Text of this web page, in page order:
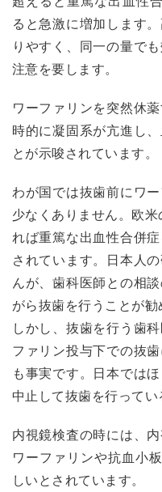
ると急激に増加します
りやすく、同一の量で
注意を要します。
ワーファリンを突然休
時的に凝固系が亢進し
とが示唆されています。
わが国では抜歯前にワ
少なくありません。欧
れば重篤な出血性合併
されています。日本人
んが、歯科医師との相
がら抜歯を行うことが勧
しかし、抜歯を行う歯
ファリン投与下での抜
も事実です。日本では
中止して抜歯を行ってい
内視鏡検査の時には、
ワーファリンや抗血小
しいとされています。